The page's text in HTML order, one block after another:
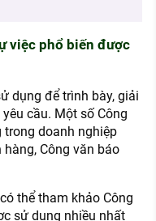
việc phổ biến được
dụng để trình bày, giải
cầu. Một số Công
doanh nghiệp
Công văn báo
thể tham khảo Công
sử dụng nhiều nhất